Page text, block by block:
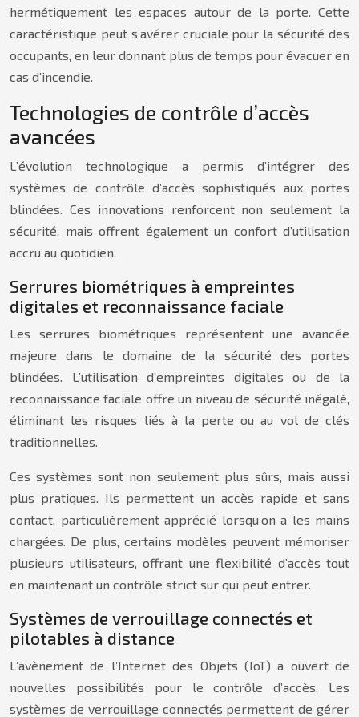
hermétiquement les espaces autour de la porte. Cette
caractéristique peut s’avérer cruciale pour la sécurité des
occupants, en leur donnant plus de temps pour évacuer en
cas d’incendie.
Technologies de contrôle d’accès
avancées
L’évolution technologique a permis d’intégrer des
systèmes de contrôle d’accès sophistiqués aux portes
blindées. Ces innovations renforcent non seulement la
sécurité, mais offrent également un confort d’utilisation
accru au quotidien.
Serrures biométriques à empreintes
digitales et reconnaissance faciale
Les serrures biométriques représentent une avancée
majeure dans le domaine de la sécurité des portes
blindées. L’utilisation d’empreintes digitales ou de la
reconnaissance faciale offre un niveau de sécurité inégalé,
éliminant les risques liés à la perte ou au vol de clés
traditionnelles.
Ces systèmes sont non seulement plus sûrs, mais aussi
plus pratiques. Ils permettent un accès rapide et sans
contact, particulièrement apprécié lorsqu’on a les mains
chargées. De plus, certains modèles peuvent mémoriser
plusieurs utilisateurs, offrant une flexibilité d’accès tout
en maintenant un contrôle strict sur qui peut entrer.
Systèmes de verrouillage connectés et
pilotables à distance
L’avènement de l’Internet des Objets (IoT) a ouvert de
nouvelles possibilités pour le contrôle d’accès. Les
systèmes de verrouillage connectés permettent de gérer